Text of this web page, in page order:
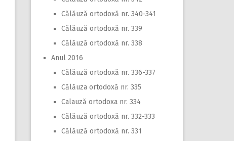
Călăuză ortodoxă nr. 340-341
Călăuză ortodoxă nr. 339
Călăuză ortodoxă nr. 338
Anul 2016
Călăuză ortodoxă nr. 336-337
Călăuza ortodoxă nr. 335
Calauză ortodoxa nr. 334
Călăuză ortodoxă nr. 332-333
Călăuză ortodoxă nr. 331